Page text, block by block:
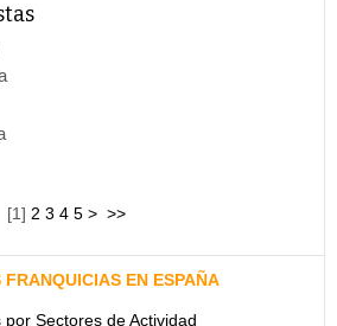
[1] 2 3 4 5 > >>
EN ESPAÑA
por Sectores de Actividad